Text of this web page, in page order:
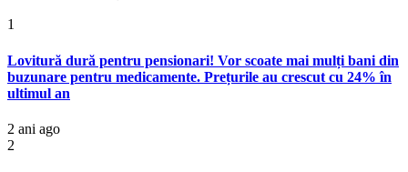
1
Lovitură dură pentru pensionari! Vor scoate mai mulți bani din
buzunare pentru medicamente. Prețurile au crescut cu 24% în
ultimul an
2 ani ago
2